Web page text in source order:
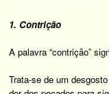
1. Contrição
A palavra “contrição”
Trata-se de um